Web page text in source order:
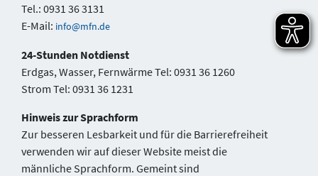
Tel.: 0931 36 3131
E-Mail: info@mfn.de
24-Stunden Notdienst
Erdgas, Wasser, Fernwärme Tel: 0931 36 1260
Strom Tel: 0931 36 1231
Hinweis zur Sprachform
Zur besseren Lesbarkeit und für die Barrierefreiheit
verwenden wir auf dieser Website meist die
männliche Sprachform. Gemeint sind